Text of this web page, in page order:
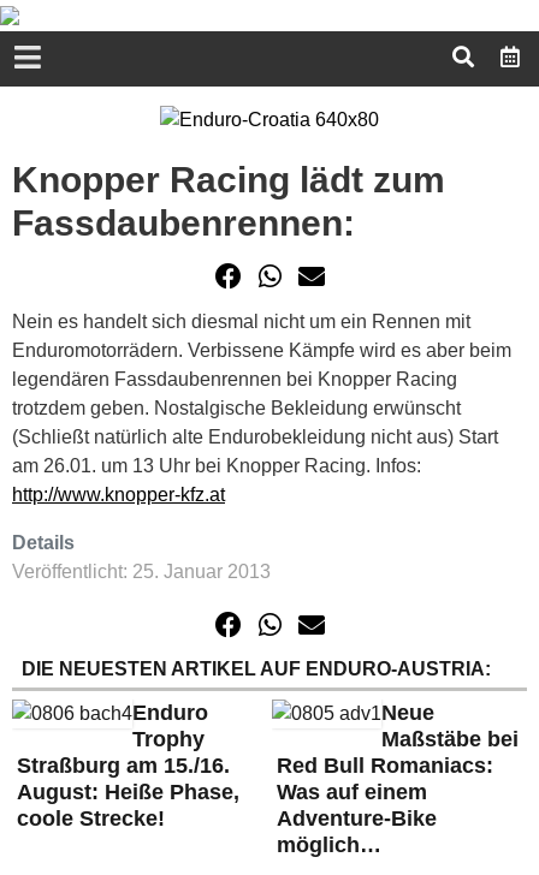
Knopper Racing lädt zum
Fassdaubenrennen:
Nein es handelt sich diesmal nicht um ein Rennen mit
Enduromotorrädern. Verbissene Kämpfe wird es aber beim
legendären Fassdaubenrennen bei Knopper Racing
trotzdem geben. Nostalgische Bekleidung erwünscht
(Schließt natürlich alte Endurobekleidung nicht aus) Start
am 26.01. um 13 Uhr bei Knopper Racing. Infos:
http://www.knopper-kfz.at
Details
Veröffentlicht: 25. Januar 2013
DIE NEUESTEN ARTIKEL AUF ENDURO-AUSTRIA:
Enduro
Trophy
Straßburg am 15./16.
August: Heiße Phase,
coole Strecke!
Neue
Maßstäbe bei
Red Bull Romaniacs:
Was auf einem
Adventure-Bike
möglich…